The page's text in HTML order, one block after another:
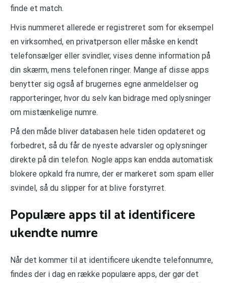
finde et match.
Hvis nummeret allerede er registreret som for eksempel
en virksomhed, en privatperson eller måske en kendt
telefonsælger eller svindler, vises denne information på
din skærm, mens telefonen ringer. Mange af disse apps
benytter sig også af brugernes egne anmeldelser og
rapporteringer, hvor du selv kan bidrage med oplysninger
om mistænkelige numre.
På den måde bliver databasen hele tiden opdateret og
forbedret, så du får de nyeste advarsler og oplysninger
direkte på din telefon. Nogle apps kan endda automatisk
blokere opkald fra numre, der er markeret som spam eller
svindel, så du slipper for at blive forstyrret.
Populære apps til at identificere
ukendte numre
Når det kommer til at identificere ukendte telefonnumre,
findes der i dag en række populære apps, der gør det